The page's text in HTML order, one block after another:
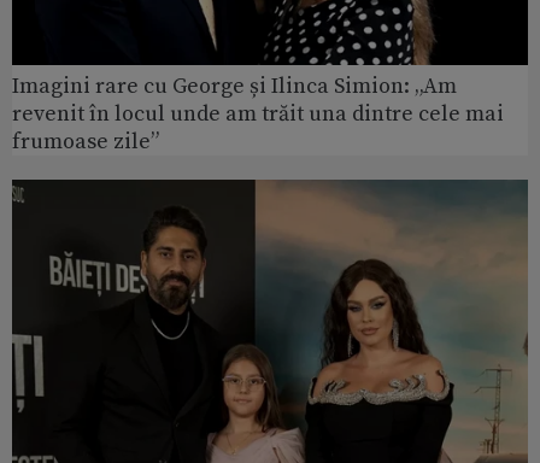
Imagini rare cu George și Ilinca Simion: „Am
revenit în locul unde am trăit una dintre cele mai
frumoase zile”